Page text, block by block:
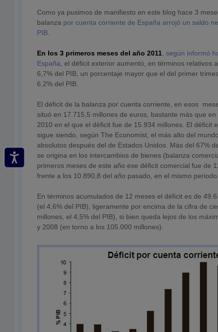
Como ya pusimos de manifiesto en este blog hace 3
balanza por cuenta corriente de España arrojó un saldo
PIB
En los 3 primeros meses del año 2011 según informó
España , el déficit exterior aumentó, en términos relativos
6,7% del PIB, un porcentaje mayor que el del primer
6,2% del PIB.
El déficit de la balanza por cuenta corriente, en esos
situó en 17.715,5 millones de euros, bastante más que
2010 en el que el déficit fue de 15.934 millones. El déficit
sigue siendo, según The Economist, el más alto del
absolutos después del de Estados Unidos. Más del 67%
se origina en los intercambios de bienes (balanza
primeros meses de este año ese déficit comercial fue de
frente a los 10.890,8 del año pasado, en el mismo
En términos acumulados de 12 meses el déficit es de
(el 4,6% del PIB), ligeramente por encima de la cifra de
millones, el 4,5% del PIB), si bien queda lejos de los
y 2008 (en torno a los 105.000 millones).